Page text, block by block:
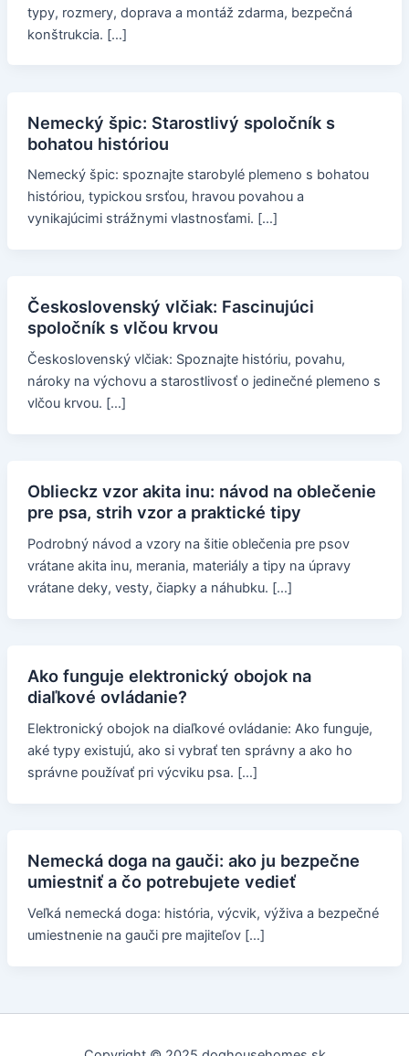
typy, rozmery, doprava a montáž zdarma, bezpečná
konštrukcia. […]
Nemecký špic: Starostlivý spoločník s
bohatou históriou
Nemecký špic: spoznajte starobylé plemeno s bohatou
históriou, typickou srsťou, hravou povahou a
vynikajúcimi strážnymi vlastnosťami. […]
Československý vlčiak: Fascinujúci
spoločník s vlčou krvou
Československý vlčiak: Spoznajte históriu, povahu,
nároky na výchovu a starostlivosť o jedinečné plemeno s
vlčou krvou. […]
Oblieckz vzor akita inu: návod na oblečenie
pre psa, strih vzor a praktické tipy
Podrobný návod a vzory na šitie oblečenia pre psov
vrátane akita inu, merania, materiály a tipy na úpravy
vrátane deky, vesty, čiapky a náhubku. […]
Ako funguje elektronický obojok na
diaľkové ovládanie?
Elektronický obojok na diaľkové ovládanie: Ako funguje,
aké typy existujú, ako si vybrať ten správny a ako ho
správne používať pri výcviku psa. […]
Nemecká doga na gauči: ako ju bezpečne
umiestniť a čo potrebujete vedieť
Veľká nemecká doga: história, výcvik, výživa a bezpečné
umiestnenie na gauči pre majiteľov […]